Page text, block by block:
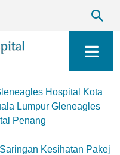
Hospital Kota
Lumpur Gleneagles
Penang
Kesihatan Pakej